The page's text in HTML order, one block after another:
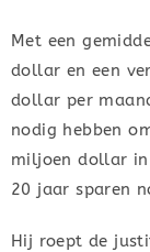
Met een
dollar en een
dollar per
nodig hebben
miljoen dollar in
20 jaar sparen
Hij roept de